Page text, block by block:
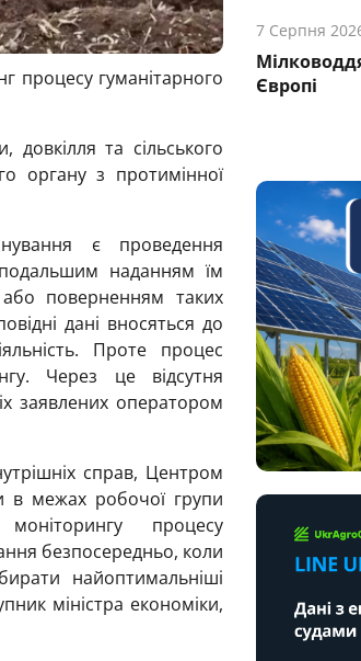
процесу гуманітарного
довкілля та сільського
органу з протимінної
є проведення
наданням їм
поверненням таких
дані вносяться до
Проте процес
Через це відсутня
заявлених оператором
справ, Центром
в межах робочої групи
процесу
безпосередньо, коли
найоптимальніші
міністра економіки,
7 Серпня
Європі